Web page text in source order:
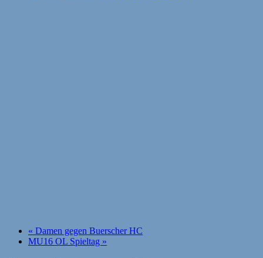
« Damen gegen Buerscher HC
MU16 OL Spieltag »